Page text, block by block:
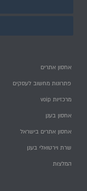
אחסון אתרים
פתרונות מחשוב לעסקים
מרכזיות voip
אחסון בענן
אחסון אתרים בישראל
שרת וירטואלי בענן
המלצות